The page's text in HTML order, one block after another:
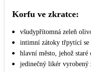
Korfu ve zkratce:
všudypřítomná zeleň
intimní zátoky třpytící se
hlavní město, jehož
jedinečný likér vyrobený